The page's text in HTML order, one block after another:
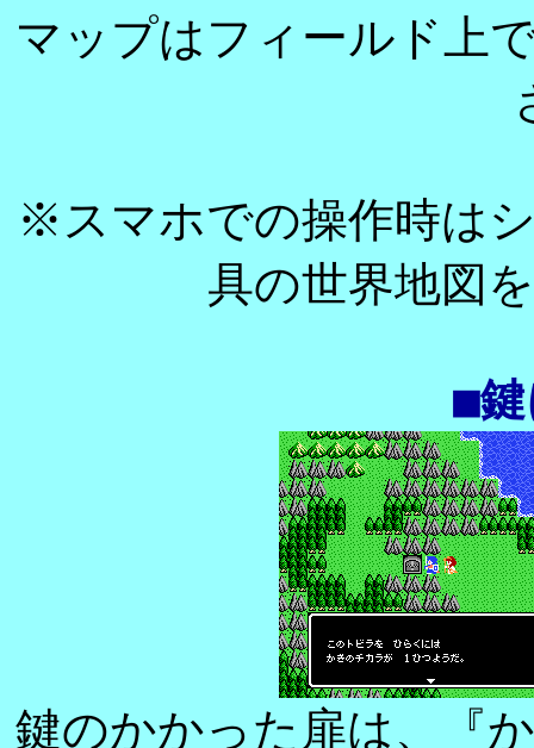
マップはフィールド上
※スマホでの操作時は
具の世界地図
■
鍵のかかった扉は、『